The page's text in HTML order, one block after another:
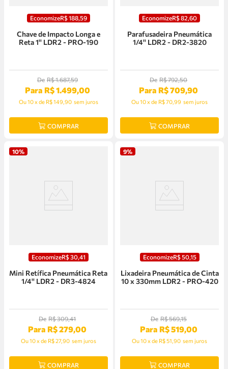
EconomizeR$188, 59
Chave de Impacto Longa e
Reta 1'' LDR2 - PRO-190
De R$1.687,59
Para R$1.499,00
Ou10xde R$ 149,90 sem juros
COMPRAR
EconomizeR$82 ,60
Parafusadeira Pneumática
1/4'' LDR2 - DR2-3820
De R$792,50
Para R$709,90
Ou10xde R$ 70,99 sem juros
COMPRAR
10%
EconomizeR$30, 41
Mini Retífica Pneumática Reta
1/4'' LDR2 - DR3-4824
De R$309,41
Para R$279,00
Ou10xde R$ 27,90 sem juros
COMPRAR
9%
EconomizeR$ 50,15
Lixadeira Pneumática de Cinta
10 x 330mm LDR2 - PRO-420
De R$569,15
Para R$519,00
Ou10xde R$ 51,90 sem juros
COMPRAR